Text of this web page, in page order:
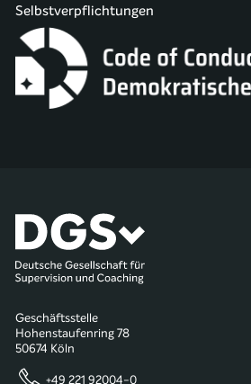
Selbstverpflichtungen
Geschäftsstelle
Hohenstaufenring 78
50674 Köln
+49 221 92004-0